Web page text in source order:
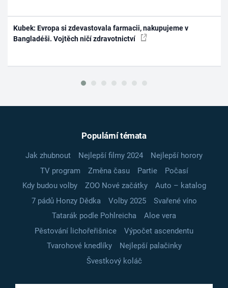
Kubek: Evropa si zdevastovala farmacii, nakupujeme v
Bangladéši. Vojtěch ničí zdravotnictví
Populární témata
Jak zhubnout Nejlepší filmy 2024
Nejlepší horory
TV program
Změna času Partie
Počasí
Kdy budou volby
ZOO Nové začátky
Auto – katalog
7 pádů Honzy Dědka
Volby 2025
Svařené víno
Tatarák podle Pohlreicha
Aloe vera
Pěstování lichořeřišnice
Výpočet ascendentu
Tvarohové knedlíky
Nejlepší palačinky
Švestkový koláč